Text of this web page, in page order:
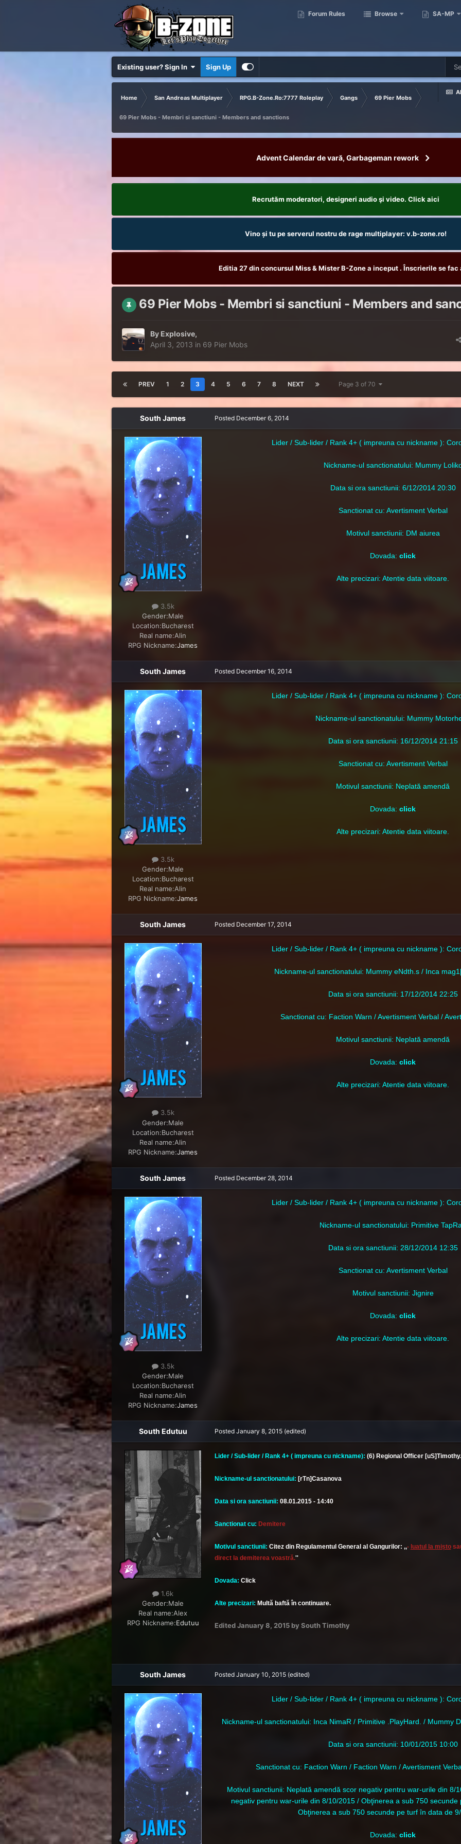
Forum Rules Browse SA-MP
Existing user? Sign In Sign Up
Home San Andreas Multiplayer RPG.B-Zone.Ro:7777 Roleplay Gangs 69 Pier Mobs
69 Pier Mobs - Membri si sanctiuni - Members and sanctions
Advent Calendar de vară, Garbageman rework
Recrutăm moderatori, designeri audio şi video. Click aici
Vino și tu pe serverul nostru de rage multiplayer: v.b-zone.ro!
Editia 27 din concursul Miss & Mister B-Zone a inceput . Înscrierile se fac
69 Pier Mobs - Membri si sanctiuni - Members and
By Explosive,
April 3, 2013 in 69 Pier Mobs
PREV 1 2 3 4 5 6 7 8 NEXT Page 3 of 70
South James
3.5k
Gender:Male
Location:Bucharest
Real name:Alin
RPG Nickname:James
Posted December 6, 2014
Lider / Sub-lider / Rank 4+ ( impreuna cu nickname ):
Nickname-ul sanctionatului: Mummy
Data si ora sanctiunii: 6/12/2014 20:30
Sanctionat cu: Avertisment Verbal
Motivul sanctiunii: DM aiurea
Dovada:click
Alte precizari: Atentie data viitoare.
South James
3.5k
Gender:Male
Location:Bucharest
Real name:Alin
RPG Nickname:James
Posted December 16, 2014
Lider / Sub-lider / Rank 4+ ( impreuna cu nickname ):
Nickname-ul sanctionatului: Mummy
Data si ora sanctiunii: 16/12/2014 21:15
Sanctionat cu: Avertisment Verbal
Motivul sanctiunii: Neplată amendă
Dovada:click
Alte precizari: Atentie data viitoare.
South James
3.5k
Gender:Male
Location:Bucharest
Real name:Alin
RPG Nickname:James
Posted December 17, 2014
Lider / Sub-lider / Rank 4+ ( impreuna cu nickname ):
Nickname-ul sanctionatului: Mummy eNdth.s / Inca
Data si ora sanctiunii: 17/12/2014 22:25
Sanctionat cu: Faction Warn / Avertisment Verbal /
Motivul sanctiunii: Neplată amendă
Dovada:click
Alte precizari: Atentie data viitoare.
South James
3.5k
Gender:Male
Location:Bucharest
Real name:Alin
RPG Nickname:James
Posted December 28, 2014
Lider / Sub-lider / Rank 4+ ( impreuna cu nickname ):
Nickname-ul sanctionatului: Primitive
Data si ora sanctiunii: 28/12/2014 12:35
Sanctionat cu: Avertisment Verbal
Motivul sanctiunii: Jignire
Dovada:click
Alte precizari: Atentie data viitoare.
South Edutuu
1.6k
Gender:Male
Real name:Alex
RPG Nickname:Edutuu
Posted January 8, 2015 (edited)
Lider / Sub-lider / Rank 4+ ( impreuna cu nickname): (6) Regional Officer [uS]Timothy.
Nickname-ul sanctionatului: [rTn]Casanova
Data si ora sanctiunii: 08.01.2015 - 14:40
Sanctionat cu: Demitere
Motivul sanctiunii: Citez din Regulamentul General al Gangurilor: ,,- luatul la mișto
direct la demiterea voastră.''
Dovada: Click
Alte precizari: Multă baftă în continuare.
EditedJanuary 8, 2015by South Timothy
South James Posted January 10, 2015 (edited)
Lider / Sub-lider / Rank 4+ ( impreuna cu nickname ):
Nickname-ul sanctionatului: Inca NimaR / Primitive .PlayHard. / Mummy
Data si ora sanctiunii: 10/01/2015 10:00
Sanctionat cu: Faction Warn / Faction Warn / Avertisment
Motivul sanctiunii: Neplată amendă scor negativ pentru war-urile din 8/
negativ pentru war-urile din 8/10/2015 / Obţinerea a sub 750
Obţinerea a sub 750 secunde pe turf în data de
Dovada:click